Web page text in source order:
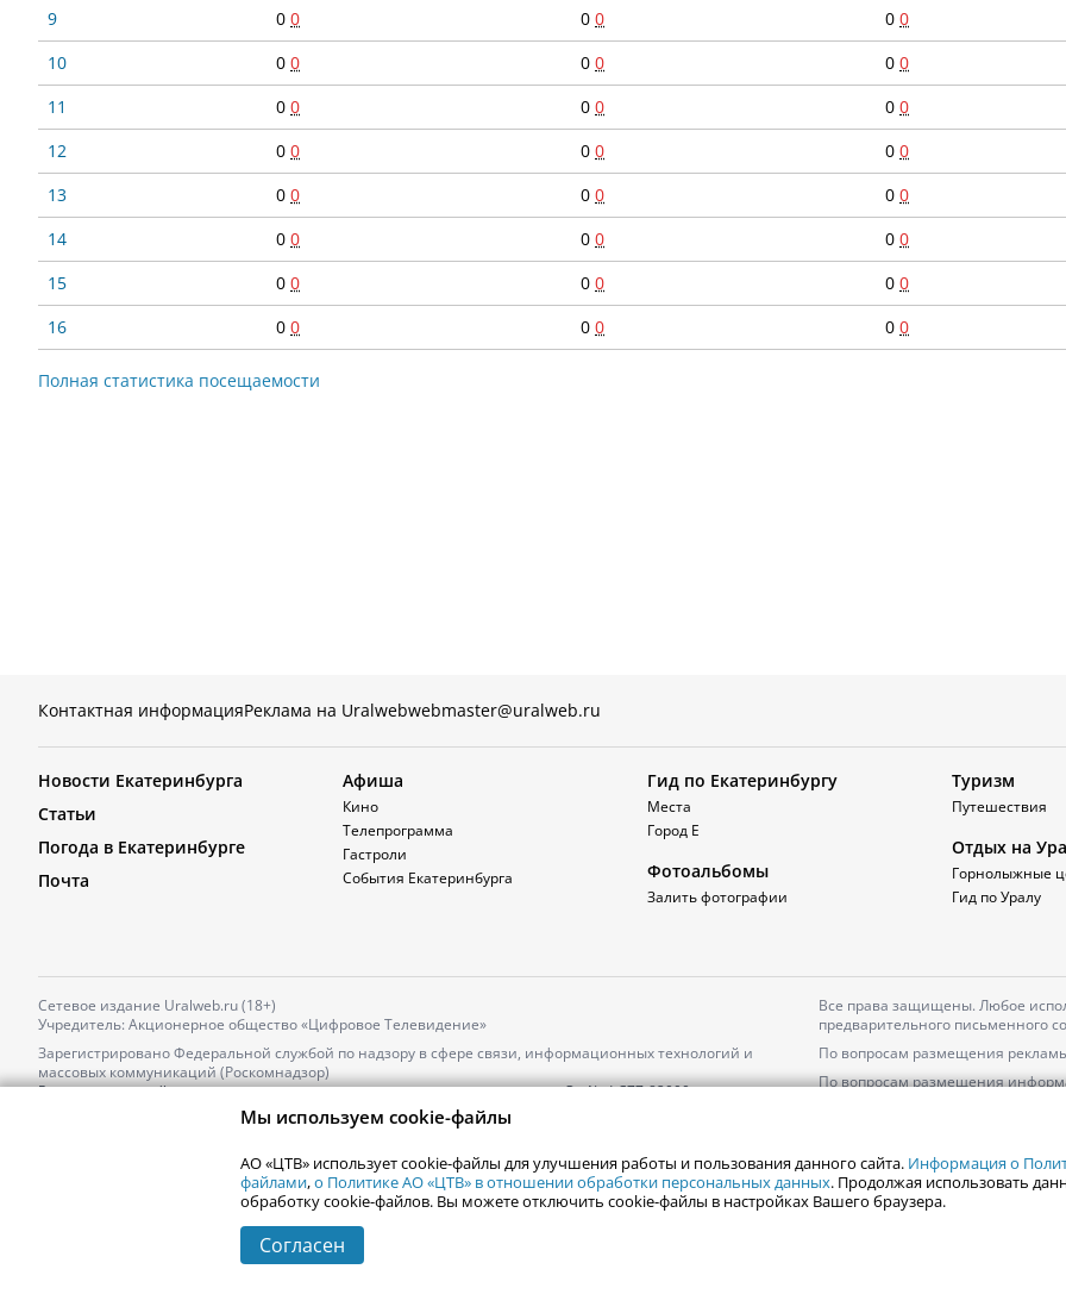
9
0 0 0 0 0 0
10
0 0 0 0 0 0
11
0 0 0 0 0 0
12
0 0 0 0 0 0
13
0 0 0 0 0 0
14
0 0 0 0 0 0
15
0 0 0 0 0 0
16
0 0 0 0 0 0
Полная статистика посещаемости
Контактная информацияРеклама на Uralwebwebmaster@uralweb.ru
Новости Екатеринбурга
Статьи
Погода в Екатеринбурге
Почта
Афиша
Кино
Телепрограмма
Гастроли
События Екатеринбурга
Гид по Екатеринбургу
Места
Город Е
Фотоальбомы
Залить фотографии
Туризм
Путешествия
Отдых на
Горнолыжные
Гид по Уралу
Сетевое издание Uralweb.ru (18+)
Учредитель: Акционерное общество «Цифровое Телевидение»
Зарегистрировано Федеральной службой по надзору в сфере связи, информационных технологий и
массовых коммуникаций (Роскомнадзор)
Регистрационный номер и дата принятия решения о регистрации: серияЭл № ФС77-82000
+7 (912) 244-87-87,
Электронный адрес редакции:news@uralweb.ru
Все права защищены. Любое
предварительного письменного
По вопросам размещения
По вопросам размещения
Екатеринбург
Мы используем cookie-файлы
АО «ЦТВ» использует cookie-файлы для улучшения работы и пользования данного сайта. Информация о
файлами,о Политике АО «ЦТВ» в отношении обработки персональных данных. Продолжая использовать
обработку cookie-файлов. Вы можете отключить cookie-файлы в настройках Вашего браузера.
Согласен